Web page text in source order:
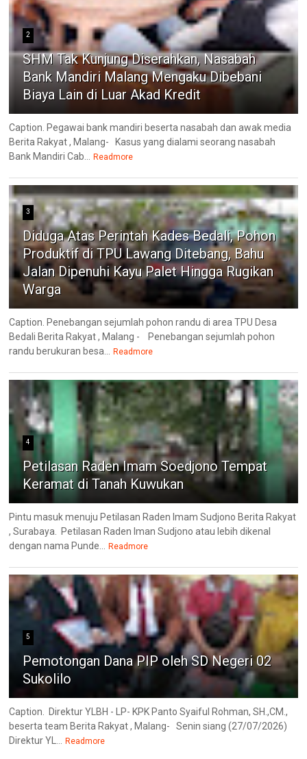
2
SHM Tak Kunjung Diserahkan, Nasabah
Bank Mandiri Malang Mengaku Dibebani
Biaya Lain di Luar Akad Kredit
Caption. Pegawai bank mandiri beserta nasabah dan awak media
Berita Rakyat , Malang- ‎Kasus yang dialami seorang nasabah
Bank Mandiri Cab...
Readmore
3
Diduga Atas Perintah Kades Bedali, Pohon
Produktif di TPU Lawang Ditebang, Bahu
Jalan Dipenuhi Kayu Palet Hingga Rugikan
Warga
Caption. Penebangan sejumlah pohon randu di area TPU Desa
Bedali Berita Rakyat , Malang - Penebangan sejumlah pohon
randu berukuran besa...
Readmore
4
Petilasan Raden Imam Soedjono Tempat
Keramat di Tanah Kuwukan
Pintu masuk menuju Petilasan Raden Imam Sudjono Berita Rakyat
, Surabaya. Petilasan Raden Iman Sudjono atau lebih dikenal
dengan nama Punde...
Readmore
5
Pemotongan Dana PIP oleh SD Negeri 02
Sukolilo
Caption. Direktur YLBH - LP- KPK Panto Syaiful Rohman, SH.,CM.,
beserta team Berita Rakyat , Malang- Senin siang (27/07/2026)
Direktur YL...
Readmore